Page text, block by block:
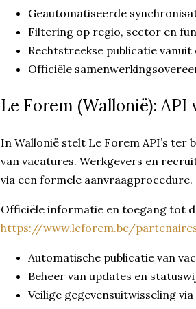
Geautomatiseerde
Filtering op regio, sector en
Rechtstreekse publicatie
Officiële
Le Forem (Wallonië):
In Wallonië stelt Le Forem API’s ter
van vacatures. Werkgevers en
via een formele aanvraagprocedure.
Officiële informatie en toegang tot
https://www.leforem.be/
Automatische publicatie van
Beheer van updates en
Veilige gegevensuitwisseling